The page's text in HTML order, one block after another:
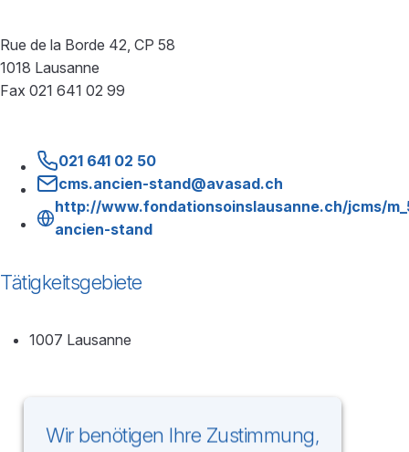
Rue de la Borde 42, CP 58
1018 Lausanne
Fax 021 641 02 99
021 641 02 50
cms.ancien-stand@avasad.ch
http://www.fondationsoinslausanne.ch/jcms/
ancien-stand
Tätigkeitsgebiete
1007 Lausanne
Wir benötigen Ihre Zustimmung,